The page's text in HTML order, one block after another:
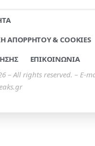
ΑΠΟΡΡΗΤΟΥ & COOKIES
ΕΠΙΚΟΙΝΩΝΙΑ
– All rights reserved. – E-